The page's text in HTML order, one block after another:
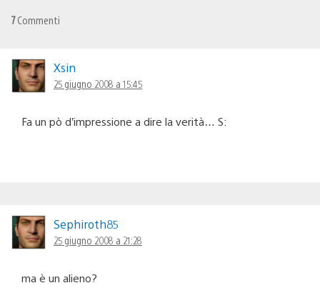
7Commenti
Xsin
25 giugno 2008 a 15:45
Fa un pò d’impressione a dire la verità… S:
Sephiroth85
25 giugno 2008 a 21:28
ma è un alieno?